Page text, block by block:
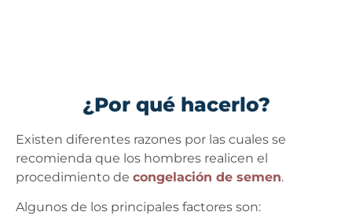
¿Por qué hacerlo?​
Existen diferentes razones por las cuales se
recomienda que los hombres realicen el
procedimiento de congelación de semen.
Algunos de los principales factores son: